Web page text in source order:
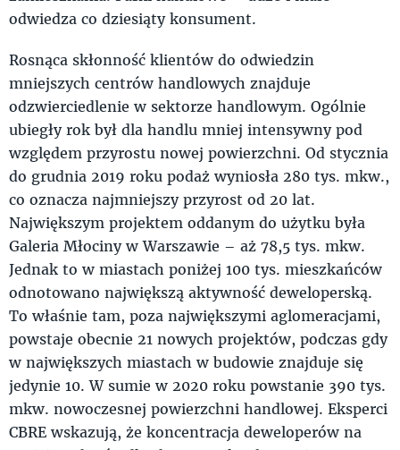
odwiedza co dziesiąty konsument.
Rosnąca skłonność klientów do odwiedzin
mniejszych centrów handlowych znajduje
odzwierciedlenie w sektorze handlowym. Ogólnie
ubiegły rok był dla handlu mniej intensywny pod
względem przyrostu nowej powierzchni. Od stycznia
do grudnia 2019 roku podaż wyniosła 280 tys. mkw.,
co oznacza najmniejszy przyrost od 20 lat.
Największym projektem oddanym do użytku była
Galeria Młociny w Warszawie – aż 78,5 tys. mkw.
Jednak to w miastach poniżej 100 tys. mieszkańców
odnotowano największą aktywność deweloperską.
To właśnie tam, poza największymi aglomeracjami,
powstaje obecnie 21 nowych projektów, podczas gdy
w największych miastach w budowie znajduje się
jedynie 10. W sumie w 2020 roku powstanie 390 tys.
mkw. nowoczesnej powierzchni handlowej. Eksperci
CBRE wskazują, że koncentracja deweloperów na